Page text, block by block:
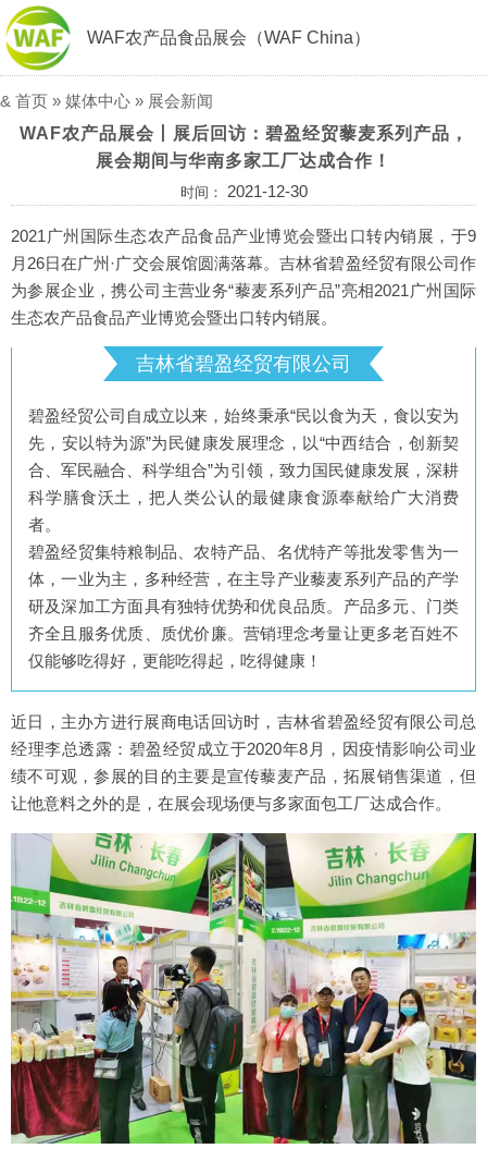
WAF农产品食品展会（WAF China）
& 首页 » 媒体中心 » 展会新闻
WAF农产品展会丨展后回访：碧盈经贸藜麦系列产品，
展会期间与华南多家工厂达成合作！
时间： 2021-12-30
2021广州国际生态农产品食品产业博览会暨出口转内销展，于9
月26日在广州·广交会展馆圆满落幕。吉林省碧盈经贸有限公司作
为参展企业，携公司主营业务“藜麦系列产品”亮相2021广州国际
生态农产品食品产业博览会暨出口转内销展。
吉林省碧盈经贸有限公司
碧盈经贸公司自成立以来，始终秉承“民以食为天，食以安为
先，安以特为源”为民健康发展理念，以“中西结合，创新契
合、军民融合、科学组合”为引领，致力国民健康发展，深耕
科学膳食沃土，把人类公认的最健康食源奉献给广大消费
者。
碧盈经贸集特粮制品、农特产品、名优特产等批发零售为一
体，一业为主，多种经营，在主导产业藜麦系列产品的产学
研及深加工方面具有独特优势和优良品质。产品多元、门类
齐全且服务优质、质优价廉。营销理念考量让更多老百姓不
仅能够吃得好，更能吃得起，吃得健康！
近日，主办方进行展商电话回访时，吉林省碧盈经贸有限公司总
经理李总透露：碧盈经贸成立于2020年8月，因疫情影响公司业
绩不可观，参展的目的主要是宣传藜麦产品，拓展销售渠道，但
让他意料之外的是，在展会现场便与多家面包工厂达成合作。